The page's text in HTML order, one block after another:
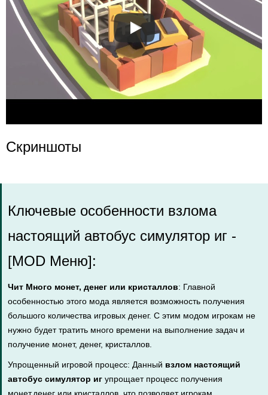
Скриншоты
Ключевые особенности взлома
настоящий автобус симулятор иг -
[MOD Меню]:
Чит Много монет, денег или кристаллов: Главной
особенностью этого мода является возможность получения
большого количества игровых денег. С этим модом игрокам не
нужно будет тратить много времени на выполнение задач и
получение монет, денег, кристаллов.
Упрощенный игровой процесс: Данный взлом настоящий
автобус симулятор иг упрощает процесс получения